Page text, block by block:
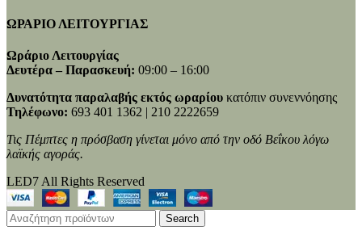
ΩΡΑΡΙΟ ΛΕΙΤΟΥΡΓΙΑΣ
Ωράριο Λειτουργίας
Δευτέρα – Παρασκευή: 09:00 – 16:00
Δυνατότητα παραλαβής εκτός ωραρίου κατόπιν συνεννόησης
Τηλέφωνο: 693 401 1362 | 210 2222659
Τις Πέμπτες η πρόσβαση γίνεται μόνο από την οδό Βεΐκου λόγω
λαϊκής αγοράς.
LED7 All Rights Reserved
Search